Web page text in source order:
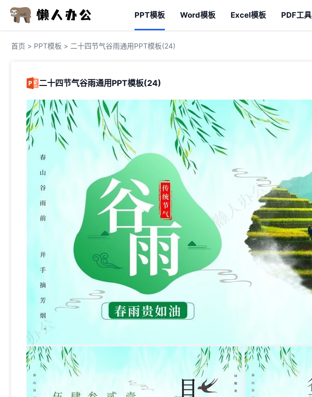
PPT模板 Word模板 Excel模板 PDF工具
首页 > PPT模板 > 二十四节气谷雨通用PPT模板(24)
二十四节气谷雨通用PPT模板(24)